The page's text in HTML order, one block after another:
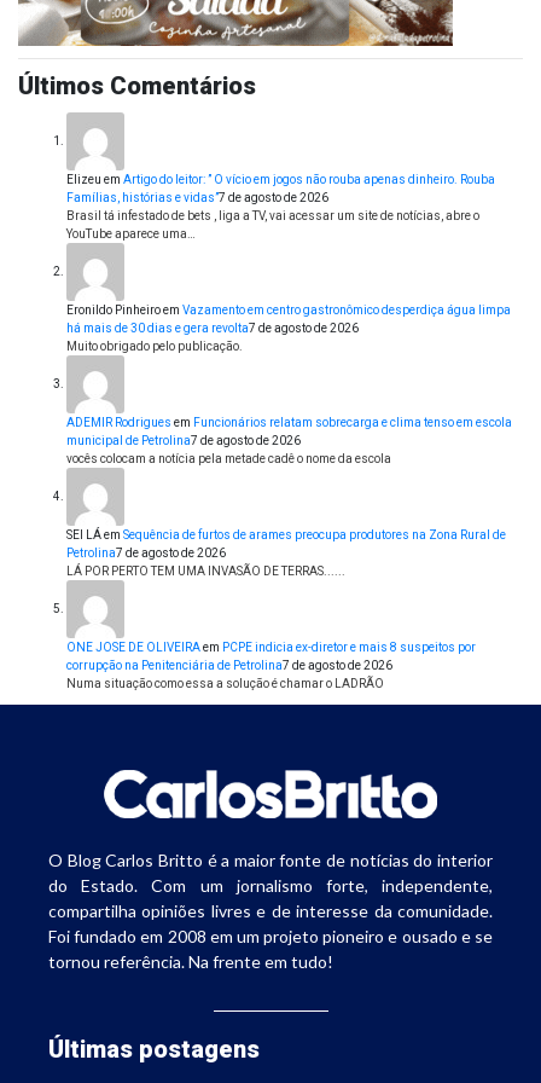
Últimos Comentários
Elizeu em Artigo do leitor: ” O vício em jogos não rouba apenas dinheiro. Rouba
Famílias, histórias e vidas”7 de agosto de 2026
Brasil tá infestado de bets , liga a TV, vai acessar um site de notícias, abre o
YouTube aparece uma…
Eronildo Pinheiroem Vazamento em centro gastronômico desperdiça água limpa
há mais de 30 dias e gera revolta7 de agosto de 2026
Muito obrigado pelo publicação.
ADEMIR Rodrigues em Funcionários relatam sobrecarga e clima tenso em escola
municipal de Petrolina7 de agosto de 2026
vocês colocam a notícia pela metade cadê o nome da escola
SEI LÁem Sequência de furtos de arames preocupa produtores na Zona Rural de
Petrolina7 de agosto de 2026
LÁ POR PERTO TEM UMA INVASÃO DE TERRAS......
ONE JOSE DE OLIVEIRAem PCPE indicia ex-diretor e mais 8 suspeitos por
corrupção na Penitenciária de Petrolina7 de agosto de 2026
Numa situação como essa a solução é chamar o LADRÃO
O Blog Carlos Britto é a maior fonte de notícias do interior
do Estado. Com um jornalismo forte, independente,
compartilha opiniões livres e de interesse da comunidade.
Foi fundado em 2008 em um projeto pioneiro e ousado e se
tornou referência. Na frente em tudo!
Últimas postagens